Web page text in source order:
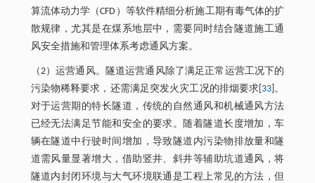
算流体动力学（CFD）等软件精细分析施工期有毒气体的扩
散规律，尤其是在煤系地层中，需要同时结合隧道施工通
风安全措施和管理体系考虑通风方案。
（2）运营通风。隧道运营通风除了满足正常运营工况下的
污染物稀释要求，还需满足突发火灾工况的排烟要求[ 33 ]。
对于运营期的特长隧道，传统的自然通风和机械通风方法
已经无法满足节能和安全的要求。随着隧道长度增加，车
辆在隧道中行驶时间增加，导致隧道内污染物排放量和隧
道需风量显著增大，借助竖井、斜井等辅助坑道通风，将
隧道内封闭环境与大气环境联通是工程上常见的方法，但